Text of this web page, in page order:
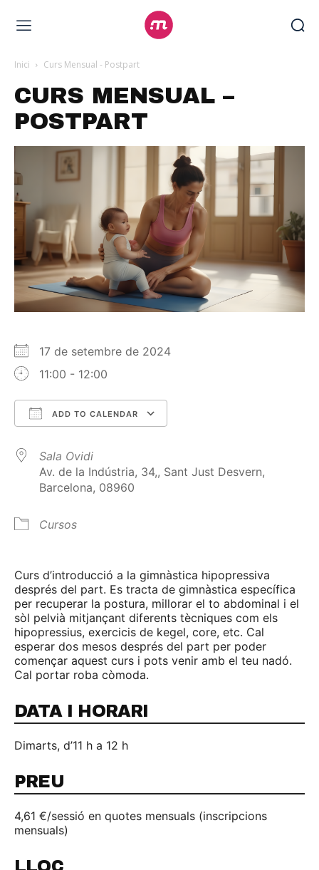
Inici Curs Mensual - Postpart
CURS MENSUAL –
POSTPART
17 de setembre de 2024
11:00 - 12:00
ADD TO CALENDAR
Sala Ovidi
Av. de la Indústria, 34,, Sant Just Desvern,
Barcelona, 08960
Cursos
Curs d’introducció a la gimnàstica hipopressiva
després del part. Es tracta de gimnàstica específica
per recuperar la postura, millorar el to abdominal i el
sòl pelvià mitjançant diferents tècniques com els
hipopressius, exercicis de kegel, core, etc. Cal
esperar dos mesos després del part per poder
començar aquest curs i pots venir amb el teu nadó.
Cal portar roba còmoda.
DATA I HORARI
Dimarts, d’11 h a 12 h
PREU
4,61 €/sessió en quotes mensuals (inscripcions
mensuals)